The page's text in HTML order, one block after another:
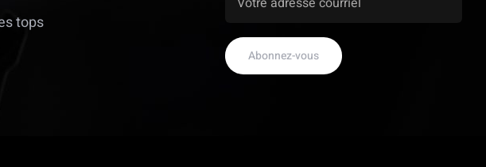
tops